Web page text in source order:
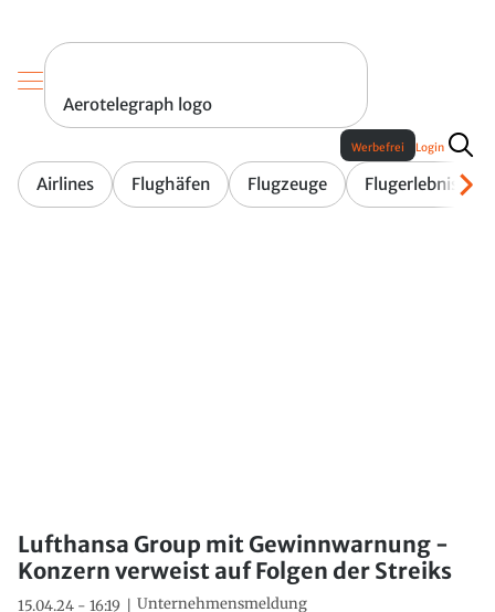
Aerotelegraph logo
Airlines Flughäfen Flugzeuge Flugerlebnis
Werbefrei Login
Lufthansa Group mit Gewinnwarnung -
Konzern verweist auf Folgen der Streiks
15.04.24 - 16:19 Unternehmensmeldung